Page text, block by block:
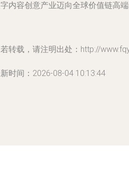
内容创意产业迈向全球价值链高端
转载，请注明出处：http://
时间：2026-08-04 10:13:44